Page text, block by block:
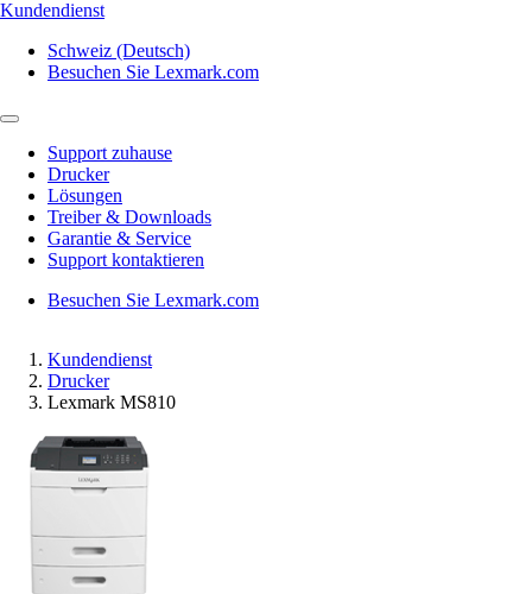
Kundendienst
Schweiz (Deutsch)
Besuchen Sie Lexmark.com
Support zuhause
Drucker
Lösungen
Treiber & Downloads
Garantie & Service
Support kontaktieren
Besuchen Sie Lexmark.com
Kundendienst
Drucker
Lexmark MS810